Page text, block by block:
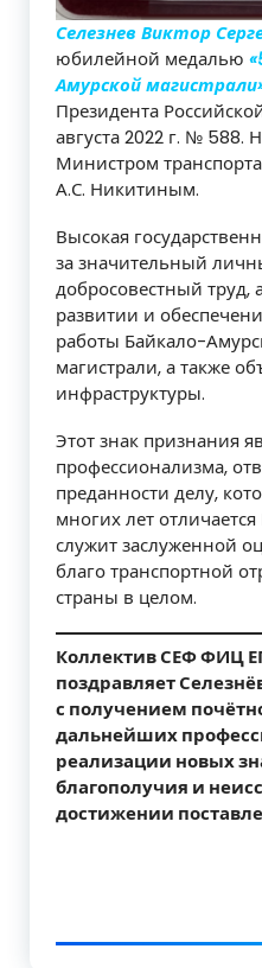
Селезнев Виктор
юбилейной медалью
Амурской
Президента
августа 2022 г. № 588.
Министром
А.С. Никитиным.
Высокая
за значительный
добросовестный труд,
развитии и
работы Байкало-
магистрали, а также
инфраструктуры.
Этот знак признания
профессионализма,
преданности делу,
многих лет
служит заслуженной
благо транспортной
страны в целом.
Коллектив СЕФ ФИЦ
поздравляет
с получением
дальнейших
реализации новых
благополучия и
достижении